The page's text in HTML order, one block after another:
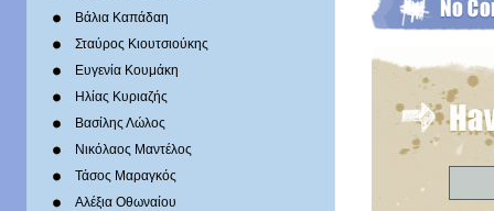
Βάλια Καπάδαη
Σταύρος Κιουτσιούκης
Ευγενία Κουμάκη
Ηλίας Κυριαζής
Βασίλης Λώλος
Νικόλαος Μαντέλος
Τάσος Μαραγκός
Αλέξια Οθωναίου